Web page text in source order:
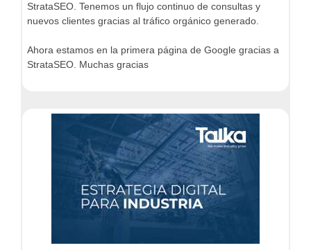
StrataSEO. Tenemos un flujo continuo de consultas y
nuevos clientes gracias al tráfico orgánico generado.
Ahora estamos en la primera página de Google gracias a
StrataSEO. Muchas gracias